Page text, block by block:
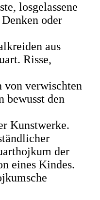
losgelassene
oder
aus
Risse,
von verwischten
bewusst den
Kunstwerke.
der
eines Kindes.